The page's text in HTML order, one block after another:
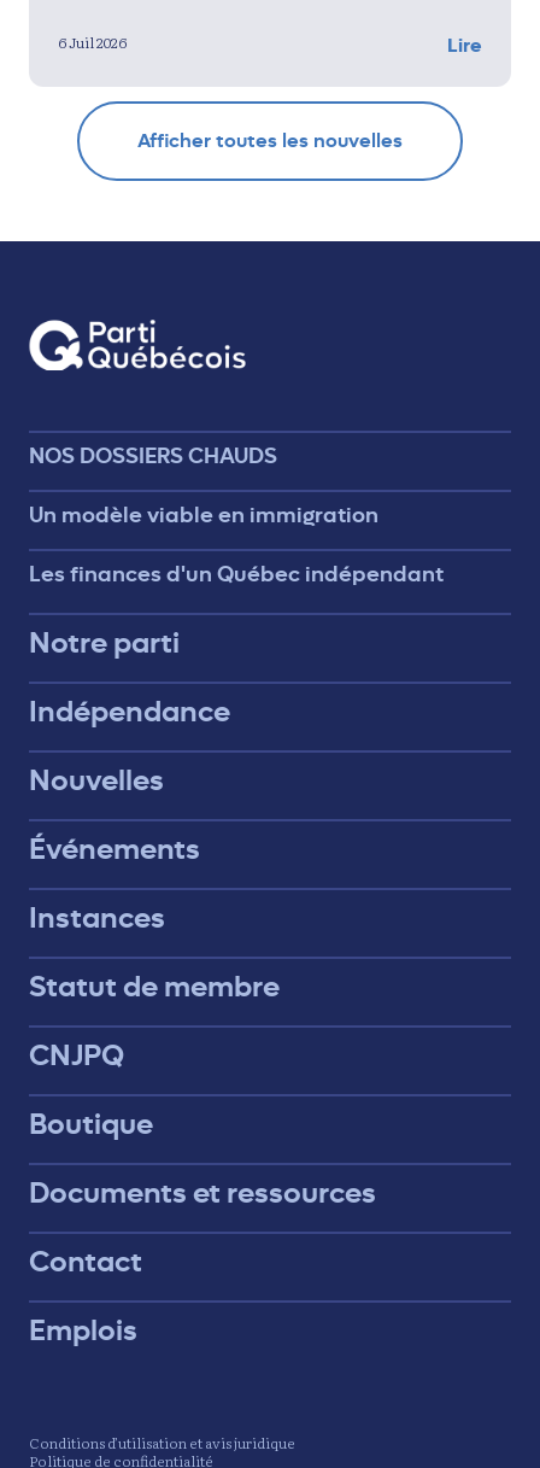
6 Juil 2026 Lire
Afficher toutes les nouvelles
NOS DOSSIERS CHAUDS
Un modèle viable en immigration
Les finances d'un Québec indépendant
Notre parti
Indépendance
Nouvelles
Événements
Instances
Statut de membre
CNJPQ
Boutique
Documents et ressources
Contact
Emplois
Conditions d’utilisation et avis juridique
Politique de confidentialité